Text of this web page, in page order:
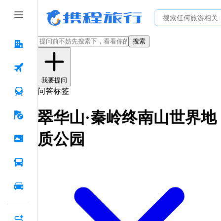
搜索
我要提问
问答标签
翠华山·秦岭终南山世界地
质公园